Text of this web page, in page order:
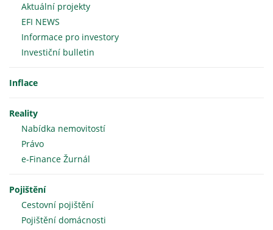
Aktuální projekty
EFI NEWS
Informace pro investory
Investiční bulletin
Inflace
Reality
Nabídka nemovitostí
Právo
e-Finance Žurnál
Pojištění
Cestovní pojištění
Pojištění domácnosti